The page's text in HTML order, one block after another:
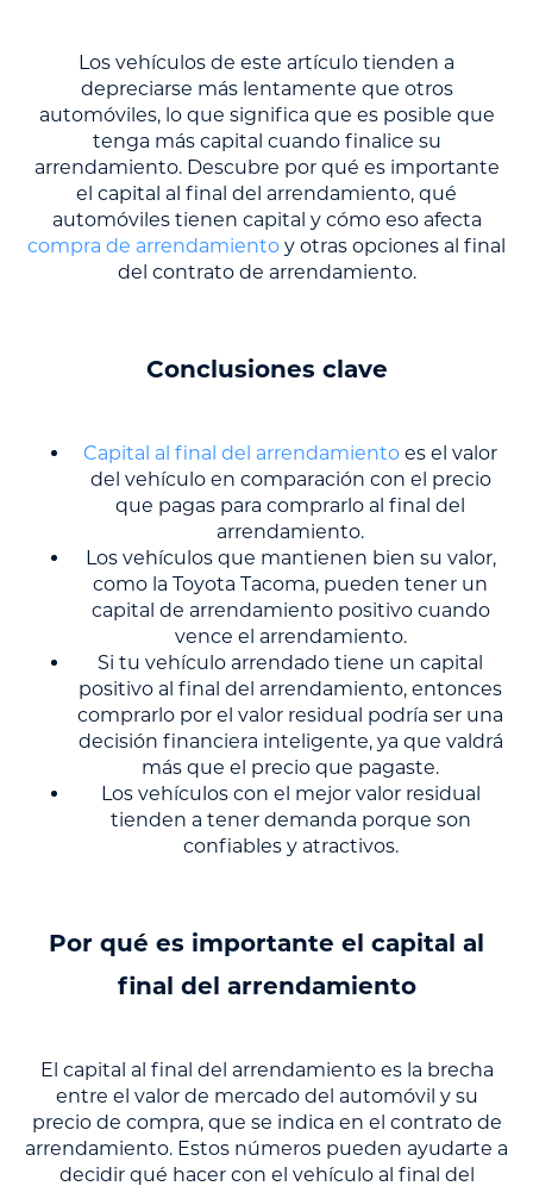
Los vehículos de este artículo tienden a
depreciarse más lentamente que otros
automóviles, lo que significa que es posible que
tenga más capital cuando finalice su
arrendamiento. Descubre por qué es importante
el capital al final del arrendamiento, qué
automóviles tienen capital y cómo eso afecta
compra de arrendamiento y otras opciones al final
del contrato de arrendamiento.
Conclusiones clave
Capital al final del arrendamiento es el valor
del vehículo en comparación con el precio
que pagas para comprarlo al final del
arrendamiento.
Los vehículos que mantienen bien su valor,
como la Toyota Tacoma, pueden tener un
capital de arrendamiento positivo cuando
vence el arrendamiento.
Si tu vehículo arrendado tiene un capital
positivo al final del arrendamiento, entonces
comprarlo por el valor residual podría ser una
decisión financiera inteligente, ya que valdrá
más que el precio que pagaste.
Los vehículos con el mejor valor residual
tienden a tener demanda porque son
confiables y atractivos.
Por qué es importante el capital al
final del arrendamiento
El capital al final del arrendamiento es la brecha
entre el valor de mercado del automóvil y su
precio de compra, que se indica en el contrato de
arrendamiento. Estos números pueden ayudarte a
decidir qué hacer con el vehículo al final del